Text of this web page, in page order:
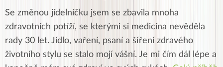
Se změnou jídelníčku jsem se zbavila mnoha
zdravotních potíží, se kterými si medicína nevěděla
rady 30 let. Jídlo, vaření, psaní a šíření zdravého
životního stylu se stalo mojí vášní. Je mi čím dál lépe a